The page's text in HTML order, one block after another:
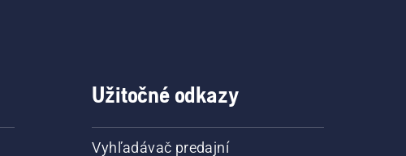
Užitočné odkazy
Vyhľadávač predajní